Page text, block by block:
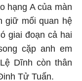
hạng A của màn
giữ mối quan hệ
giai đoạn cả hai
cặp anh em
Dĩnh còn thân
Tử Tuấn.